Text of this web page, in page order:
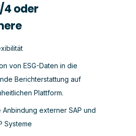
4 oder
von ESG-Daten in die
Berichterstattung auf
Plattform.
Anbindung externer SAP und
Systeme